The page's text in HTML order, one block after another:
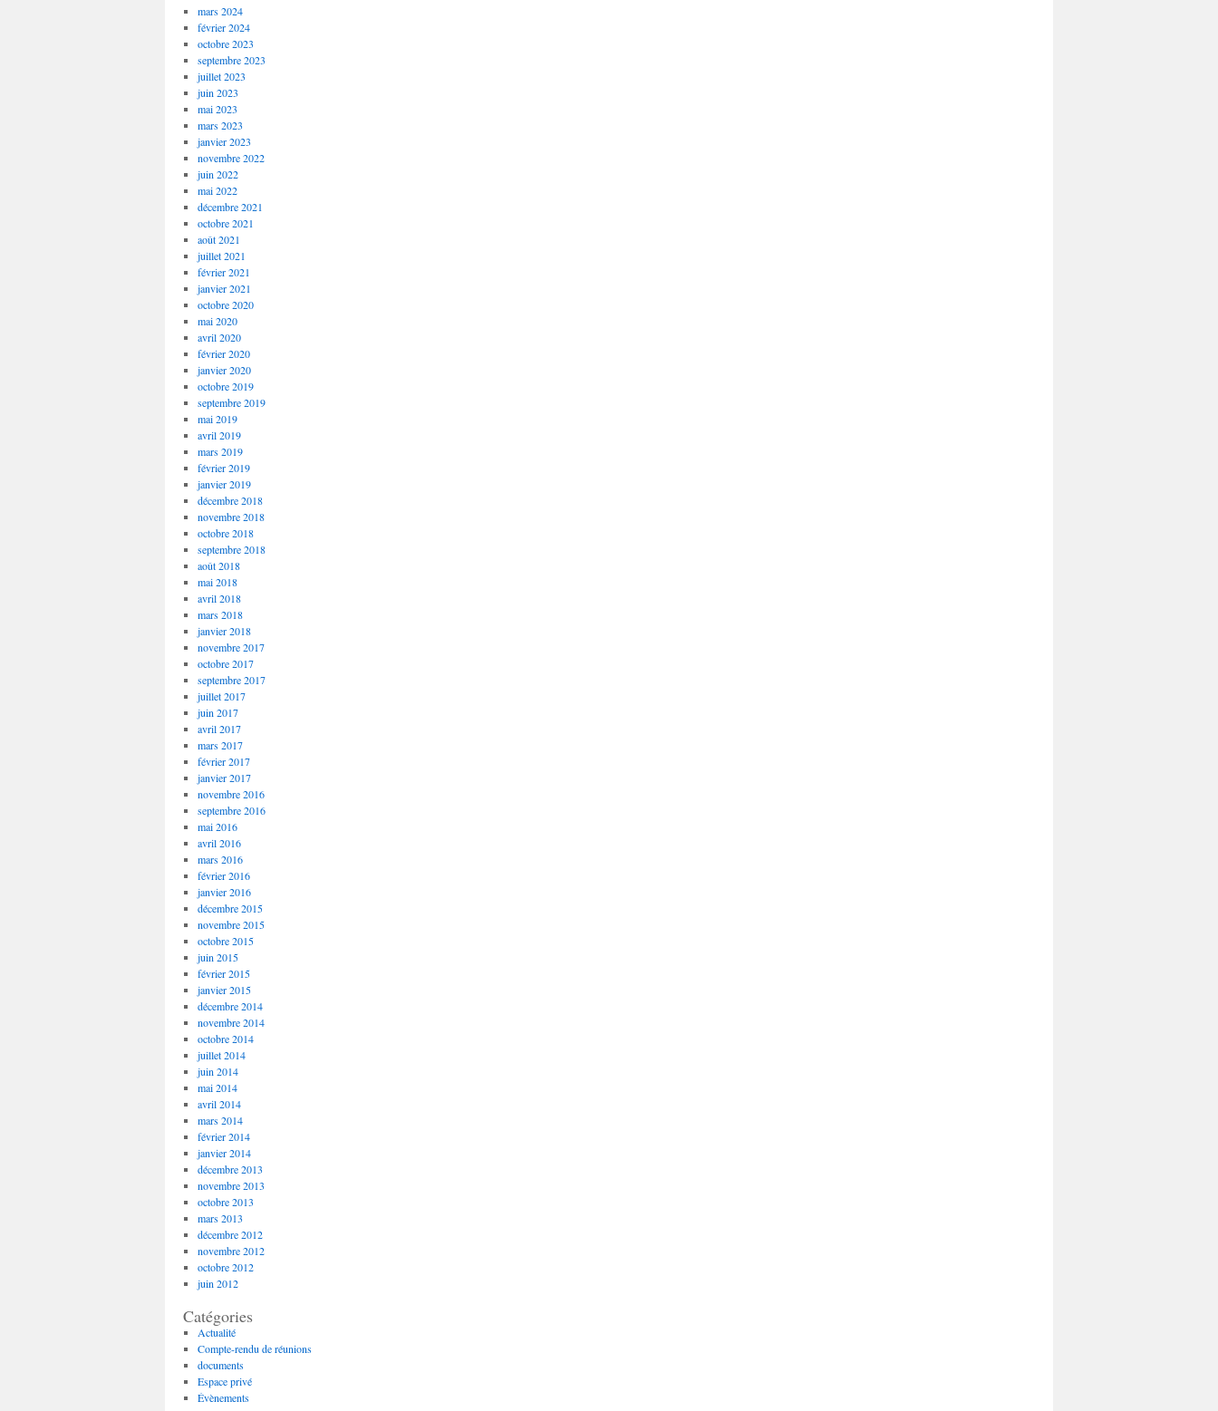
mars 2024
février 2024
octobre 2023
septembre 2023
juillet 2023
juin 2023
mai 2023
mars 2023
janvier 2023
novembre 2022
juin 2022
mai 2022
décembre 2021
octobre 2021
août 2021
juillet 2021
février 2021
janvier 2021
octobre 2020
mai 2020
avril 2020
février 2020
janvier 2020
octobre 2019
septembre 2019
mai 2019
avril 2019
mars 2019
février 2019
janvier 2019
décembre 2018
novembre 2018
octobre 2018
septembre 2018
août 2018
mai 2018
avril 2018
mars 2018
janvier 2018
novembre 2017
octobre 2017
septembre 2017
juillet 2017
juin 2017
avril 2017
mars 2017
février 2017
janvier 2017
novembre 2016
septembre 2016
mai 2016
avril 2016
mars 2016
février 2016
janvier 2016
décembre 2015
novembre 2015
octobre 2015
juin 2015
février 2015
janvier 2015
décembre 2014
novembre 2014
octobre 2014
juillet 2014
juin 2014
mai 2014
avril 2014
mars 2014
février 2014
janvier 2014
décembre 2013
novembre 2013
octobre 2013
mars 2013
décembre 2012
novembre 2012
octobre 2012
juin 2012
Catégories
Actualité
Compte-rendu de réunions
documents
Espace privé
Évènements